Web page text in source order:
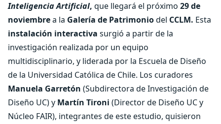
Inteligencia Artificial, que llegará el próximo 29 de
noviembrea la Galería de Patrimoniodel CCLM. Esta
instalación interactiva surgió a partir de la
investigación realizada por un equipo
multidisciplinario, y liderada por la Escuela de Diseño
de la Universidad Católica de Chile. Los curadores
Manuela Garretón (Subdirectora de Investigación de
Diseño UC) y Martín Tironi (Director de Diseño UC y
Núcleo FAIR), integrantes de este estudio, quisieron